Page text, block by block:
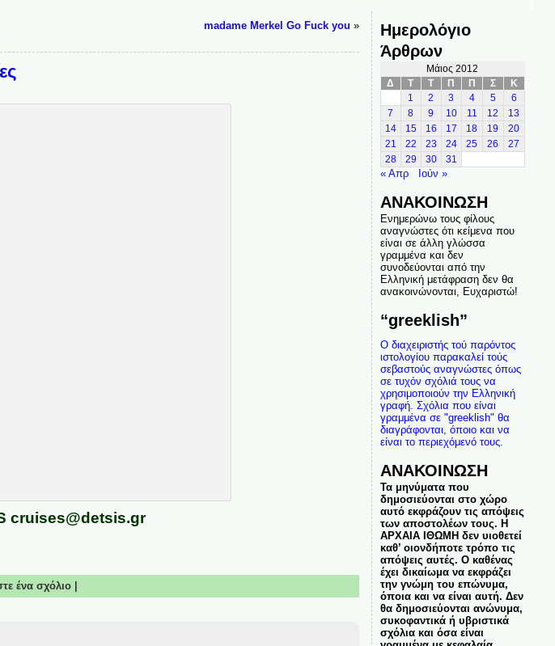
madame Merkel Go Fuck you »
cruises@detsis.gr
ένα σχόλιο|
Ημερολόγιο
Άρθρων
Μάιος 2012
Δ
Τ Τ Π Π Σ
Κ
1
2 3 4 5
6
7
8 9 10 11 12
13
14
15 16 17 18 19
20
21
22 23 24 25 26
27
28
29 30 31
« Απρ Ιούν »
ΑΝΑΚΟΙΝΩΣΗ
Ενημερώνω τους φίλους
αναγνώστες ότι κείμενα που
είναι σε άλλη γλώσσα
γραμμένα και δεν
συνοδεύονται από την
Ελληνική μετάφραση δεν θα
ανακοινώνονται, Ευχαριστώ!
“greeklish”
Ο διαχειριστής τού παρόντος
ιστολογίου παρακαλεί τούς
σεβαστούς αναγνώστες όπως
σε τυχόν σχόλιά τους να
χρησιμοποιούν την Ελληνική
γραφή. Σχόλια που είναι
γραμμένα σε "greeklish" θα
διαγράφονται, όποιο και να
είναι το περιεχόμενό τους.
ΑΝΑΚΟΙΝΩΣΗ
Τα μηνύματα που
δημοσιεύονται στο χώρο
αυτό εκφράζουν τις απόψεις
των αποστολέων τους. Η
ΑΡΧΑΙΑ ΙΘΩΜΗ δεν υιοθετεί
καθ’ οιονδήποτε τρόπο τις
απόψεις αυτές. Ο καθένας
έχει δικαίωμα να εκφράζει
την γνώμη του επώνυμα,
όποια και να είναι αυτή. Δεν
θα δημοσιεύονται ανώνυμα,
συκοφαντικά ή υβριστικά
σχόλια και όσα είναι